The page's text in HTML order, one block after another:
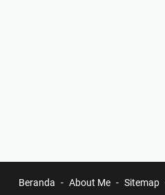
Beranda About Me Sitemap